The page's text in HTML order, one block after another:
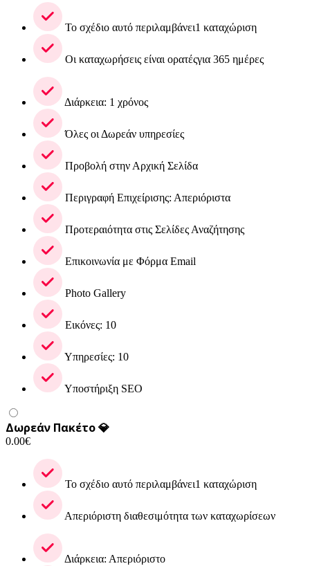
Το σχέδιο αυτό περιλαμβάνει1 καταχώριση
Οι καταχωρήσεις είναι ορατέςγια 365 ημέρες
Διάρκεια: 1 χρόνος
Όλες οι Δωρεάν υπηρεσίες
Προβολή στην Αρχική Σελίδα
Περιγραφή Επιχείρισης: Απεριόριστα
Προτεραιότητα στις Σελίδες Αναζήτησης
Επικοινωνία με Φόρμα Email
Photo Gallery
Εικόνες: 10
Υπηρεσίες: 10
Υποστήριξη SEO
Δωρεάν Πακέτο 💎
0.00€
Το σχέδιο αυτό περιλαμβάνει1 καταχώριση
Απεριόριστη διαθεσιμότητα των καταχωρίσεων
Διάρκεια: Απεριόριστο